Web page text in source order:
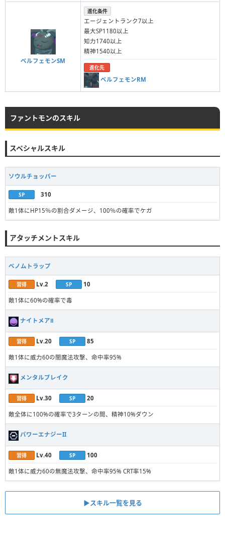
ベルフェモンSM
進化条件
エージェントランク7以上
最大SP1180以上
知力1740以上
精神1540以上
進化先
ベルフェモンRM
ファントモンのスキル
スペシャルスキル
ソウルチョッパー
SP 310
敵1体にHP15％の割合ダメージ、100％の確率でケガ
アタッチメントスキル
ベノムトラップ
習得 Lv.2 SP 10
敵1体に60%の確率で毒
ナイトメアⅡ
習得 Lv.20 SP 85
敵1体に威力60の闇魔法攻撃、命中率95%
メンタルブレイク
習得 Lv.30 SP 20
敵全体に100%の確率で3ターンの間、精神10%ダウン
パワーエナジーII
習得 Lv.40 SP 100
敵1体に威力60の無魔法攻撃、命中率95% CRT率15%
▶︎スキル一覧を見る